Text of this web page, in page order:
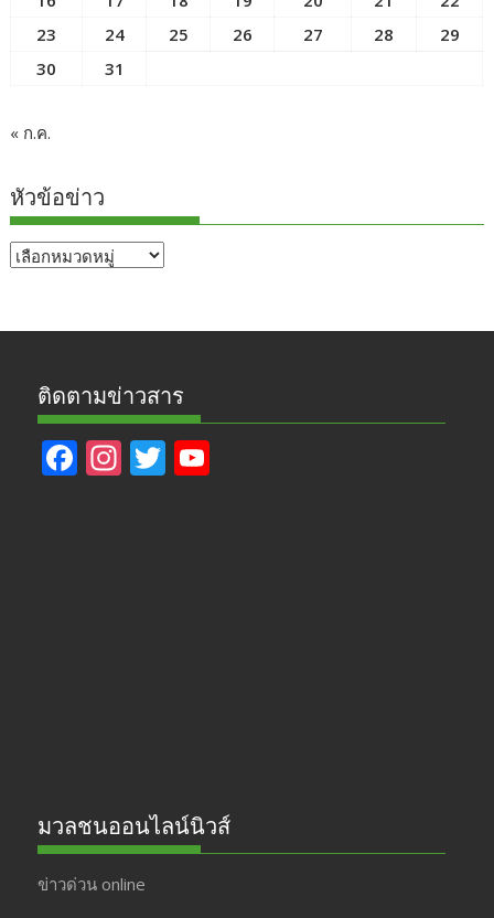
23
24 25 26 27 28
29
30
31
« ก.ค.
หัวข้อข่าว
หัวข้อ
ติดตามข่าวสาร
F In T
มวลชนออนไลน์นิวส์
ข่าวด่วน online